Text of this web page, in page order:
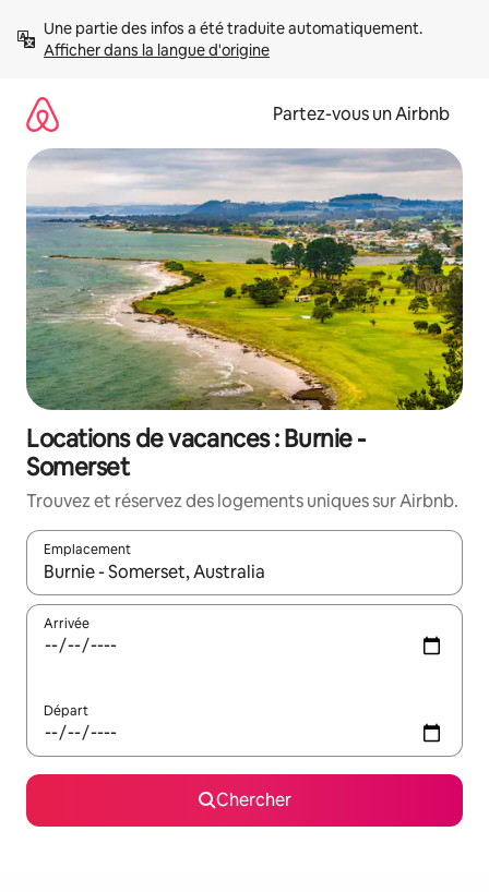
directement
Afficher dans la langue d'origine
Partez-vous un Airbnb
Locations de vacances : Burnie -
Somerset
Trouvez et réservez des logements uniques sur Airbnb.
Emplacement
Quand les résultats sont affichés, parcourez-les en utilisant
Arrivée
Départ
Chercher